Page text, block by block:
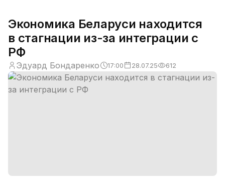
Экономика Беларуси находится
в стагнации из-за интеграции с
РФ
Эдуард Бондаренко 17:00 28.07.25 612